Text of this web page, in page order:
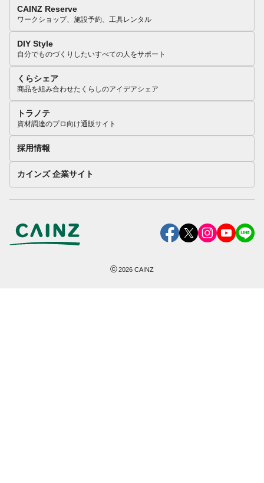
CAINZ Reserve
ワークショップ、施設予約、工具レンタル
DIY Style
自分でものづくりしたいすべての人をサポート
くらシェア
商品を組み合わせたくらしのアイデアシェア
トラノテ
資材調達のプロ向け通販サイト
採用情報
カインズ 企業サイト
©2026 CAINZ